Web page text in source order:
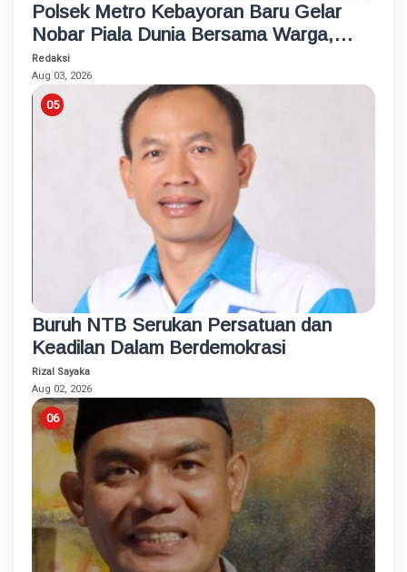
Polsek Metro Kebayoran Baru Gelar
Nobar Piala Dunia Bersama Warga,
Pererat Silaturahmi dan Jaga
Kamtibmas
Redaksi
Aug 03, 2026
Buruh NTB Serukan Persatuan dan
Keadilan Dalam Berdemokrasi
Rizal Sayaka
Aug 02, 2026